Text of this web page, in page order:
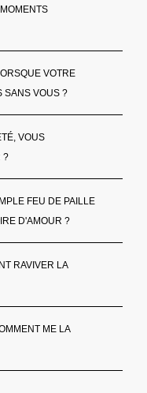
VOTRE
SANS VOUS ?
VOUS
?
FEU DE PAILLE
D'AMOUR ?
RAVIVER LA
ME LA